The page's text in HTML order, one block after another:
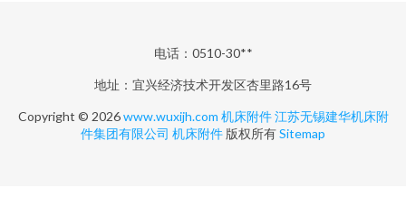
电话：0510-30**
地址：宜兴经济技术开发区杏里路16号
Copyright © 2026www.wuxijh.com 机床附件 江苏无锡建华机床附
件集团有限公司 机床附件 版权所有Sitemap